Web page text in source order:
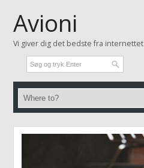
Avioni
Vi giver dig det bedste fra internettet